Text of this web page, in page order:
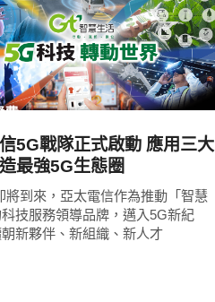
READ
MORE
費
5G戰隊正式啟動 應用三大
最強5G生態圈
將到來，亞太電信作為推動「智慧
技服務領導品牌，邁入5G新紀
新夥伴、新組織、新人才